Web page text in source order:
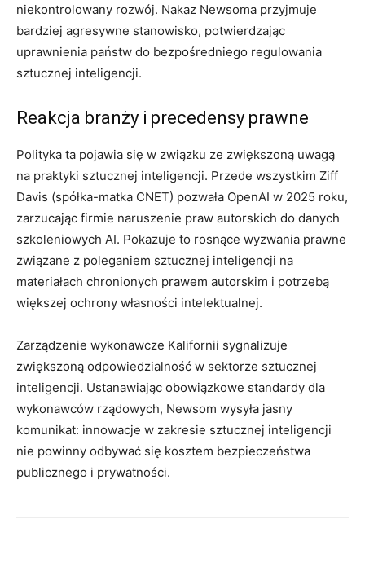
niekontrolowany rozwój. Nakaz Newsoma przyjmuje
bardziej agresywne stanowisko, potwierdzając
uprawnienia państw do bezpośredniego regulowania
sztucznej inteligencji.
Reakcja branży i precedensy prawne
Polityka ta pojawia się w związku ze zwiększoną uwagą
na praktyki sztucznej inteligencji. Przede wszystkim Ziff
Davis (spółka-matka CNET) pozwała OpenAI w 2025 roku,
zarzucając firmie naruszenie praw autorskich do danych
szkoleniowych AI. Pokazuje to rosnące wyzwania prawne
związane z poleganiem sztucznej inteligencji na
materiałach chronionych prawem autorskim i potrzebą
większej ochrony własności intelektualnej.
Zarządzenie wykonawcze Kalifornii sygnalizuje
zwiększoną odpowiedzialność w sektorze sztucznej
inteligencji. Ustanawiając obowiązkowe standardy dla
wykonawców rządowych, Newsom wysyła jasny
komunikat: innowacje w zakresie sztucznej inteligencji
nie powinny odbywać się kosztem bezpieczeństwa
publicznego i prywatności.